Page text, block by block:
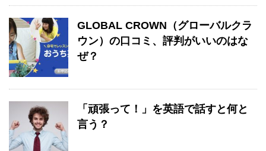
GLOBAL CROWN（グローバルクラ
ウン）の口コミ、評判がいいのはな
ぜ？
「頑張って！」を英語で話すと何と
言う？